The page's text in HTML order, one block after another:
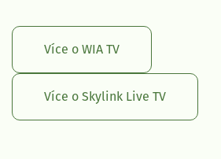
Více o WIA TV
Více o Skylink Live TV